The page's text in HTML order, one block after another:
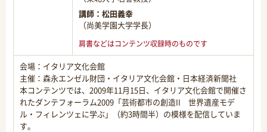
講師： 松田義幸
（尚美学園大学学長）
肩書などはコンテンツ収録時のものです
会場：イタリア文化会館
主催：森永エンゼル財団・イタリア文化会館・日本経済新聞社
本コンテンツでは、2009年11月15日、イタリア文化会館で開催さ
れたダンテフォーラム2009「芸術都市の創造II 世界遺産モデ
ル・フィレンツェに学ぶ」（約3時間半）の模様を配信していま
す。